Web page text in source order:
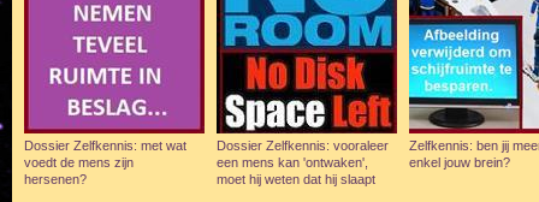
Dossier Zelfkennis: met wat
voedt de mens zijn
hersenen?
Dossier Zelfkennis: vooraleer
een mens kan 'ontwaken',
moet hij weten dat hij slaapt
Zelfkennis: ben jij
enkel jouw brein?